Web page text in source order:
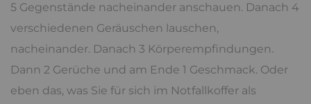
5 Gegenstände nacheinander anschauen. Danach 4
verschiedenen Geräuschen lauschen,
nacheinander. Danach 3 Körperempfindungen.
Dann 2 Gerüche und am Ende 1 Geschmack. Oder
eben das, was Sie für sich im Notfallkoffer als